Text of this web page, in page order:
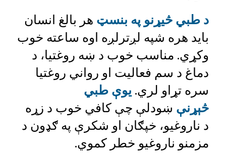
د طبي څیړنو په بنسټ هر بالغ انسان
باید هره شپه لږترلږه اوه ساعته خوب
وکړي. مناسب خوب د ښه روغتیا، د
دماغ د سم فعالیت او رواني روغتیا
سره تړاو لري. یوې طبي
څېړنې ښودلې چې کافي خوب د زړه
د ناروغیو، خپګان او شکرې په ګډون د
مزمنو ناروغیو خطر کموي.